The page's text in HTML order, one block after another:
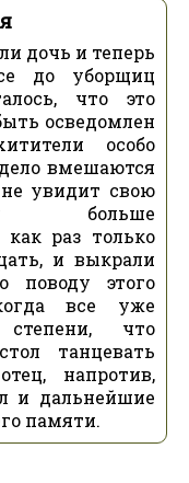
дочь и теперь
до уборщиц
что это
осведомлен
особо
вмешаются
увидит свою
больше
как раз только
и выкрали
поводу этого
все уже
что
танцевать
напротив,
и дальнейшие
памяти.